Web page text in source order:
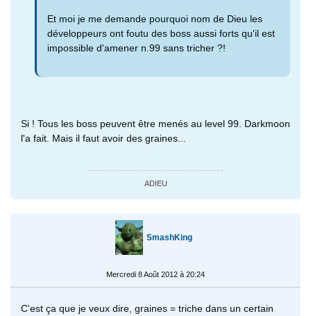
Et moi je me demande pourquoi nom de Dieu les
développeurs ont foutu des boss aussi forts qu'il est
impossible d'amener n.99 sans tricher ?!
Si ! Tous les boss peuvent être menés au level 99. Darkmoon
l'a fait. Mais il faut avoir des graines...
ADIEU
SmashKing
Mercredi 8 Août 2012 à 20:24
C'est ça que je veux dire, graines = triche dans un certain